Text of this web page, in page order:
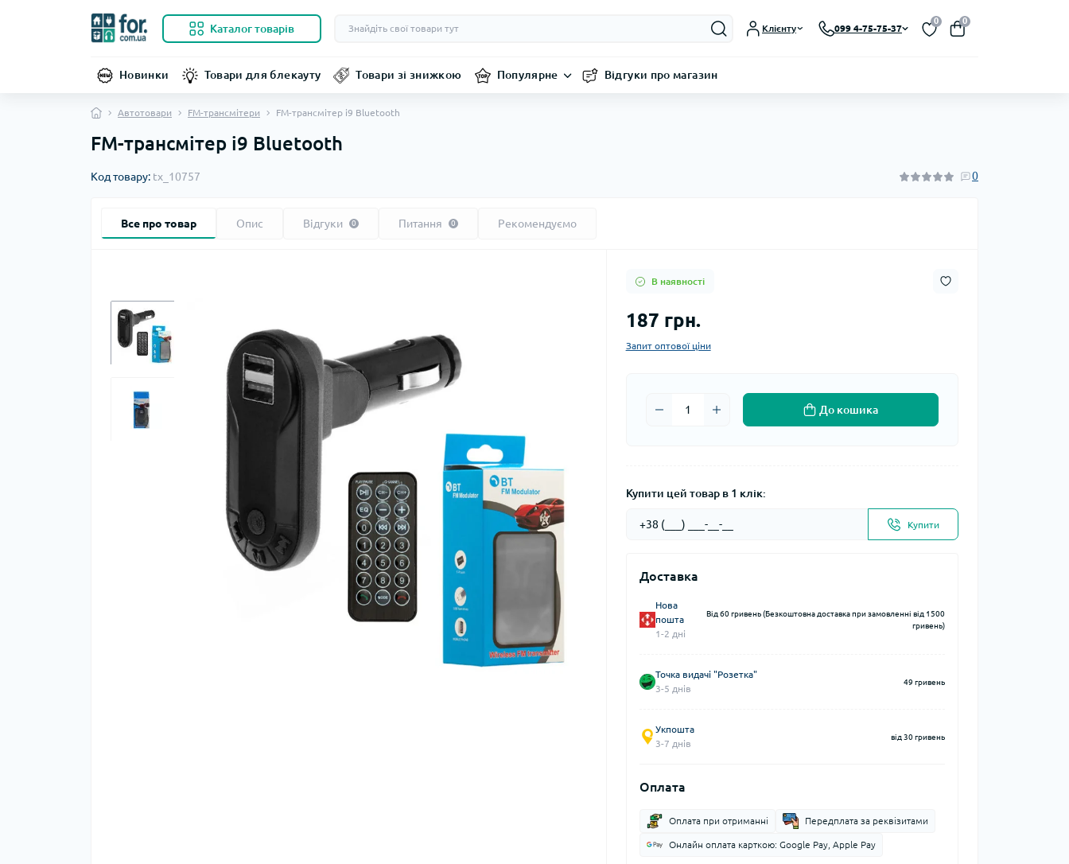
Каталог товарів Клієнту 099 4-75-75-37
0 0
Новинки Товари для блекауту Товари зі знижкою Популярне Відгуки про магазин
Автотовари FM-трансмітери FM-трансмітер i9 Bluetooth
FM-трансмітер i9 Bluetooth
Код товару: tx_10757 0
Все про товар Опис Відгуки 0 Питання 0 Рекомендуємо
В наявності
187 грн.
Запит оптової ціни
До кошика
Купити цей товар в 1 клік:
Купити
Доставка
Нова
пошта
1-2 дні
Від 60 гривень (Безкоштовна доставка при замовленні від 1500
гривень)
Точка видачі "Розетка"
3-5 днів
49 гривень
Укпошта
3-7 днів
від 30 гривень
Оплата
Оплата при отриманні Передплата за реквізитами
Онлайн оплата карткою: Google Pay, Apple Pay